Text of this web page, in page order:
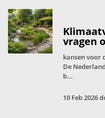
vragen
kansen voor
De
b...
10 Feb 2026